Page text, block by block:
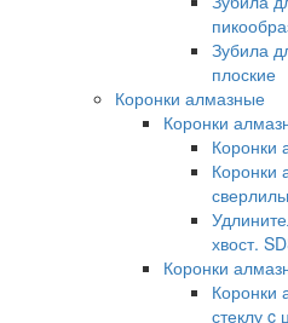
Зубила
плоские
Коронки алмазные
Коронки
Коронки
Коронки
хвост.
Коронки
Коронки
стеклу